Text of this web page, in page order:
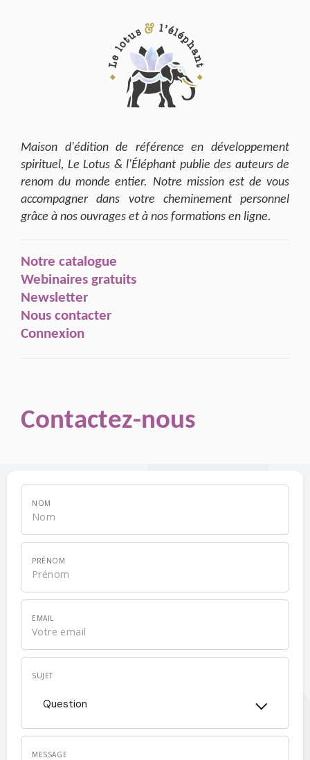
Maison d'édition de référence en développement
spirituel, Le Lotus & l'Éléphant publie des auteurs de
renom du monde entier. Notre mission est de vous
accompagner dans votre cheminement personnel
grâce à nos ouvrages et à nos formations en ligne.
Notre catalogue
Webinaires gratuits
Newsletter
Nous contacter
Connexion
Contactez-nous
NOM
PRÉNOM
EMAIL
SUJET
Question
MESSAGE